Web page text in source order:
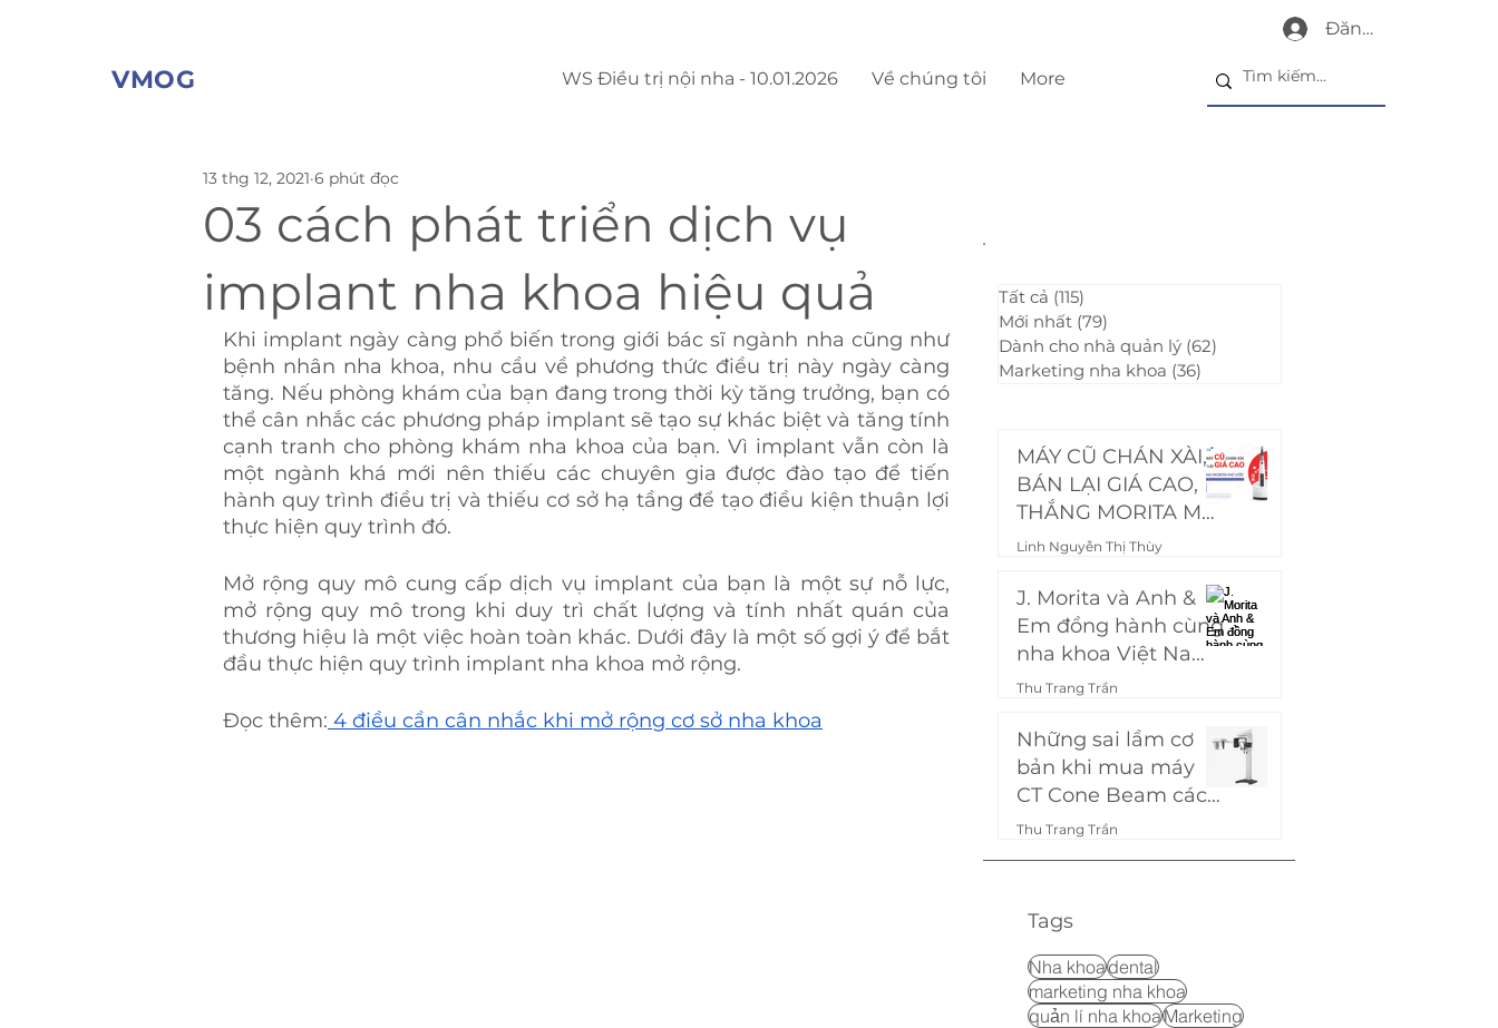
VMOG
Đăng nhập
WS Điều trị nội nha - 10.01.2026 Về chúng tôi More
03 cách phát triển dịch vụ
implant nha khoa hiệu quả
13 thg 12, 2021 6 phút đọc
Khi implant ngày càng phổ biến trong giới bác sĩ ngành nha cũng như
bệnh nhân nha khoa, nhu cầu về phương thức điều trị này ngày càng
tăng. Nếu phòng khám của bạn đang trong thời kỳ tăng trưởng, bạn có
thể cân nhắc các phương pháp implant sẽ tạo sự khác biệt và tăng tính
cạnh tranh cho phòng khám nha khoa của bạn. Vì implant vẫn còn là
một ngành khá mới nên thiếu các chuyên gia được đào tạo để tiến
hành quy trình điều trị và thiếu cơ sở hạ tầng để tạo điều kiện thuận lợi
thực hiện quy trình đó.
Mở rộng quy mô cung cấp dịch vụ implant của bạn là một sự nỗ lực,
mở rộng quy mô trong khi duy trì chất lượng và tính nhất quán của
thương hiệu là một việc hoàn toàn khác. Dưới đây là một số gợi ý để bắt
đầu thực hiện quy trình implant nha khoa mở rộng.
Đọc thêm: 4 điều cần cân nhắc khi mở rộng cơ sở nha khoa
Tất cả (115)
Mới nhất (79)
Dành cho nhà quản lý (62)
Marketing nha khoa (36)
MÁY CŨ CHÁN XÀI,
BÁN LẠI GIÁ CAO,
THẮNG MORITA MƠ
ƯỚC
Linh Nguyễn Thị Thùy
J. Morita và Anh &
Em đồng hành cùng
nha khoa Việt Nam:
Ra mắt chương
giảm khùng - Ép
Morita theo giá bạn
muốn!"
Thu Trang Trần
Những sai lầm cơ
bản khi mua máy
CT Cone Beam các
phòng khám nha
Thu Trang Trần
Tags
Nha khoadental
marketing nha khoa
quản lí nha khoaMarketing